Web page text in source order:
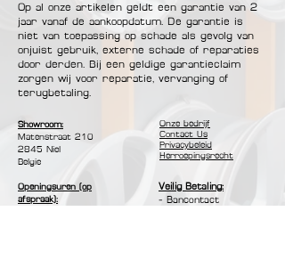
Op al onze artikelen geldt een garantie van 2
jaar vanaf de aankoopdatum. De garantie is
niet van toepassing op schade als gevolg van
onjuist gebruik, externe schade of reparaties
door derden. Bij een geldige garantieclaim
zorgen wij voor reparatie, vervanging of
terugbetaling.
Showroom:
Matenstraat 210​
2845 Niel
Belgie
Openingsuren (op
afspraak):
Onze bedrijf
Contact Us
Privacybeleid
Herroepingsrecht
Veilig Betaling:
- Bancontact